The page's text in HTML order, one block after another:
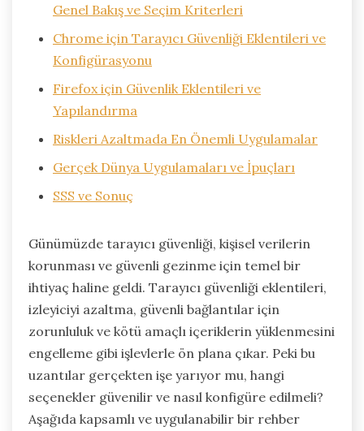
Genel Bakış ve Seçim Kriterleri
Chrome için Tarayıcı Güvenliği Eklentileri ve
Konfigürasyonu
Firefox için Güvenlik Eklentileri ve
Yapılandırma
Riskleri Azaltmada En Önemli Uygulamalar
Gerçek Dünya Uygulamaları ve İpuçları
SSS ve Sonuç
Günümüzde tarayıcı güvenliği, kişisel verilerin
korunması ve güvenli gezinme için temel bir
ihtiyaç haline geldi. Tarayıcı güvenliği eklentileri,
izleyiciyi azaltma, güvenli bağlantılar için
zorunluluk ve kötü amaçlı içeriklerin yüklenmesini
engelleme gibi işlevlerle ön plana çıkar. Peki bu
uzantılar gerçekten işe yarıyor mu, hangi
seçenekler güvenilir ve nasıl konfigüre edilmeli?
Aşağıda kapsamlı ve uygulanabilir bir rehber